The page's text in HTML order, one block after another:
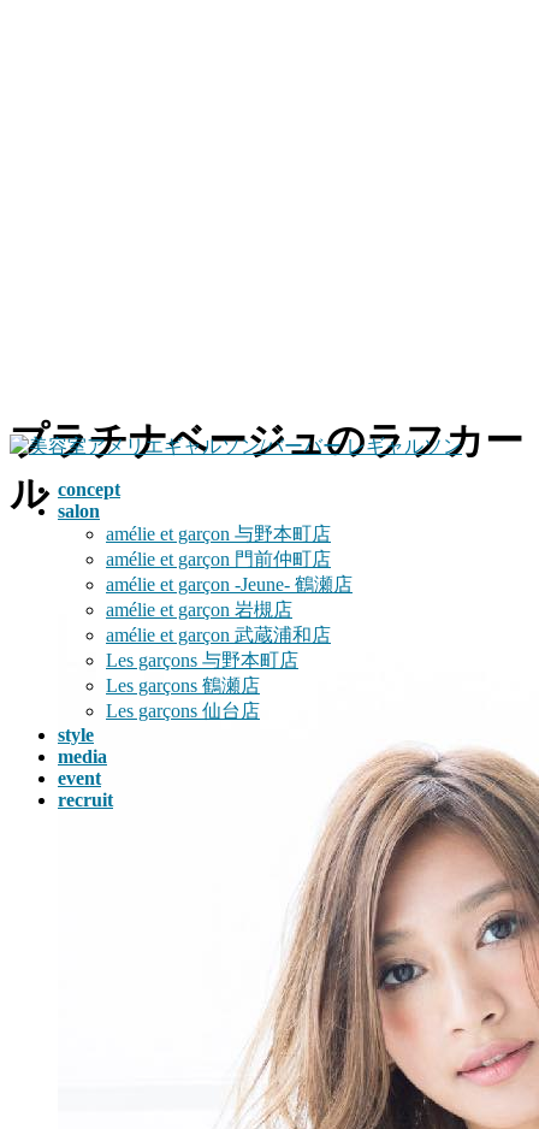
コ
ン
テ
ン
ナ
ビ
ゲ
ー
concept
salon
amélie et garçon 与野本町店
amélie et garçon 門前仲町店
amélie et garçon -Jeune- 鶴瀬店
amélie et garçon 岩槻店
amélie et garçon 武蔵浦和店
Les garçons 与野本町店
Les garçons 鶴瀬店
Les garçons 仙台店
style
media
event
recruit
プラチナベージュのラフカー
ル